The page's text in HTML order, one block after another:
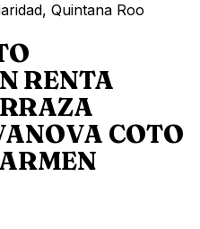
, Quintana Roo
RENTA
COTO